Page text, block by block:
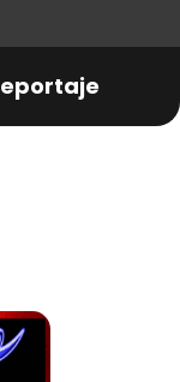
presuntas